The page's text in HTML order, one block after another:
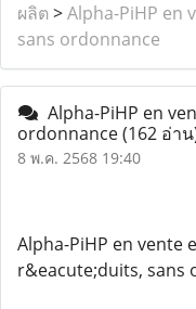
ผลิต >Alpha-PiHP en
sans ordonnance
Alpha-PiHP en
ordonnance(162 อ่า
8 พ.ค. 2568 19:40
Alpha-PiHP en vente
r&eacute;duits, sans